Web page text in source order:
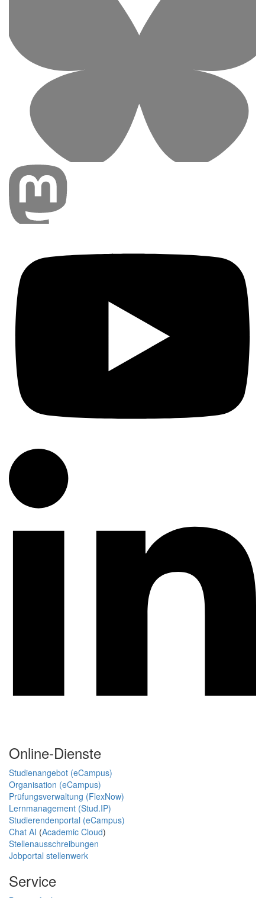
Online-Dienste
Studienangebot (eCampus)
Organisation (eCampus)
Prüfungsverwaltung (FlexNow)
Lernmanagement (Stud.IP)
Studierendenportal (eCampus)
Chat AI (Academic Cloud)
Stellenausschreibungen
Jobportal stellenwerk
Service